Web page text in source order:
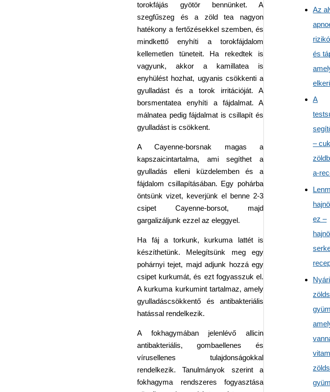
torokfájás gyötör bennünket. A
szegfűszeg és a zöld tea nagyon
hatékony a fertőzésekkel szemben, és
mindkettő enyhíti a torokfájdalom
kellemetlen tüneteit. Ha rekedtek is
vagyunk, akkor a kamillatea is
enyhülést hozhat, ugyanis csökkenti a
gyulladást és a torok irritációját. A
borsmentatea enyhíti a fájdalmat. A
málnatea pedig fájdalmat is csillapít és
gyulladást is csökkent.
A Cayenne-borsnak magas a
kapszaicintartalma, ami segíthet a
gyulladás elleni küzdelemben és a
fájdalom csillapításában. Egy pohárba
öntsünk vizet, keverjünk el benne 2-3
csipet Cayenne-borsot, majd
gargalizáljunk ezzel az eleggyel.
Ha fáj a torkunk, kurkuma lattét is
készíthetünk. Melegítsünk meg egy
pohárnyi tejet, majd adjunk hozzá egy
csipet kurkumát, és ezt fogyasszuk el.
A kurkuma kurkumint tartalmaz, amely
gyulladáscsökkentő és antibakteriális
hatással rendelkezik.
A fokhagymában jelenlévő allicin
antibakteriális, gombaellenes és
vírusellenes tulajdonságokkal
rendelkezik. Tanulmányok szerint a
fokhagyma rendszeres fogyasztása
Az
és
A
–
a-
ez –
Nyári